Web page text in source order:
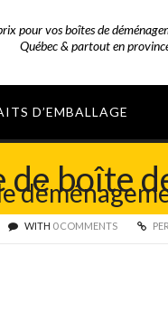
pour vos boîtes de
Québec & partout en
D’EMBALLAGE
de boîte
WITH 0 COMMENTS